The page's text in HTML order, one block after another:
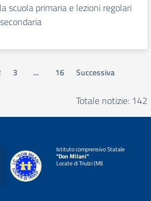
scuola primaria e lezioni regolari
3 ... 16 Successiva
Totale notizie: 142
Istituto comprensivo Statale
"Don Milani"
Locate di Triulzi (MI)